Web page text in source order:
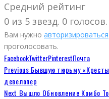
Средний рейтинг
0 из 5 звезд. 0 голосов.
Вам нужно авторизироваться
проголосовать.
FacebookTwitterPinterestПочта
Previous Бывшую тюрьму
девелопер
Next Вышло Обновление Комбо